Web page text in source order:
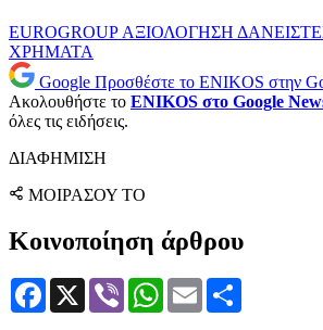
EUROGROUP ΑΞΙΟΛΟΓΗΣΗ
ΧΡΗΜΑΤΑ
Google Προσθέστε το ENIKOS στην
Ακολουθήστε το ENIKOS στο Google
όλες τις ειδήσεις.
ΔΙΑΦΗΜΙΣΗ
ΜΟΙΡΑΣΟΥ ΤΟ
Κοινοποίηση άρθρου
Facebook
X Viber WhatsApp
Email